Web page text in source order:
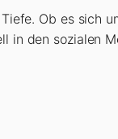
Ob es sich
in den sozialen